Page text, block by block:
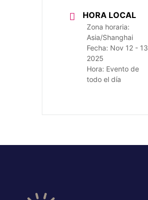
HORA LOCAL
Zona horaria:
Asia/Shanghai
Fecha: Nov 12 - 13
2025
Hora: Evento de
todo el día